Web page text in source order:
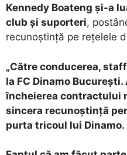
Kennedy Boateng și-a
club și suporteri,
recunoștință pe rețelele
„Către conducerea,
la FC Dinamo
încheierea contractului
sincera recunoștință
purta tricoul lui Dinamo.